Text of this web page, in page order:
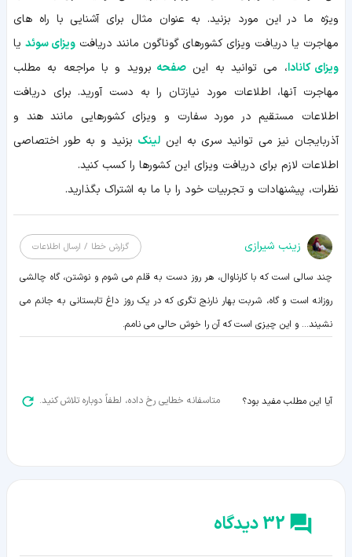
ویژه ما در این مورد بزنید. به عنوان مثال برای آشنایی با راه های
مهاجرت یا دریافت ویزای کشورهای گوناگون مانند دریافت ویزای سوئد یا
ویزای کانادا، می توانید به این صفحه بروید و با مراجعه به مطلب
مهاجرت آنها، اطلاعات مورد نیازتان را به دست آورید. برای دریافت
اطلاعات مستقیم در مورد سفارت و ویزای کشورهایی مانند هند و
آذربایجان نیز می توانید سری به این لینک بزنید و به طور اختصاصی
اطلاعات لازم برای دریافت ویزای این کشورها را کسب کنید.
نظرات، پیشنهادات و تجربیات خود را با ما به اشتراک بگذارید.
زينب شيرازی گزارش خطا / ارسال اطلاعات
چند سالی است که با کارناوال، هر روز دست به قلم می شوم و نوشتن، گاه چالشی
روزانه است و گاه، شربت بهار نارنج تگری که در یک روز داغ تابستانی به جانم می
نشیند... و این چیزی است که آن را خوش حالی می نامم.
آیا این مطلب مفید بود؟ متاسفانه خطایی رخ داده، لطفاً دوباره تلاش کنید.
32 دیدگاه